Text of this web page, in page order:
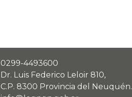
0299-4493600
Dr. Luis Federico Leloir 810,
C.P. 8300 Provincia del Neuquén.